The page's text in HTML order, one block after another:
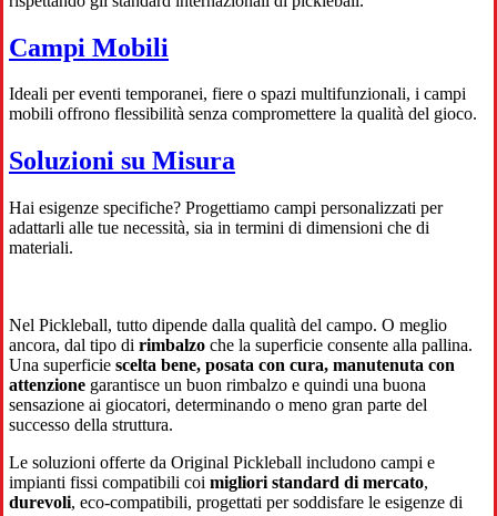
Campi Mobili
Ideali per eventi temporanei, fiere o spazi multifunzionali, i campi
mobili offrono flessibilità senza compromettere la qualità del gioco.
Soluzioni su Misura
Hai esigenze specifiche? Progettiamo campi personalizzati per
adattarli alle tue necessità, sia in termini di dimensioni che di
materiali.
Nel Pickleball, tutto dipende dalla qualità del campo. O meglio
ancora, dal tipo di rimbalzo che la superficie consente alla pallina.
Una superficie scelta bene, posata con cura, manutenuta con
attenzione garantisce un buon rimbalzo e quindi una buona
sensazione ai giocatori, determinando o meno gran parte del
successo della struttura.
Le soluzioni offerte da Original Pickleball includono campi e
impianti fissi compatibili coi migliori standard di mercato,
durevoli, eco-compatibili, progettati per soddisfare le esigenze di